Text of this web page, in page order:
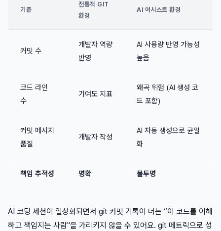
기준
전통적 GIT
환경
AI 어시스트 환경
커밋 수
개발자 역량
반영
AI 사용량 반영 가능성
높음
코드 라인
수
기여도 지표
왜곡 위험 (AI 생성 코
드 포함)
커밋 메시지
품질
개발자 작성
AI 자동 생성으로 균일
화
책임 추적성 명확 불투명
AI 코딩 세션이 일상화되면서 git 커밋 기록이 더는 “이 코드를 이해
하고 책임지는 사람"을 가리키지 않을 수 있어요. git 메트릭으로 성